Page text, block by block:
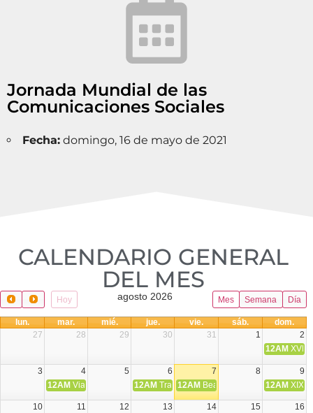
Jornada Mundial de las
Comunicaciones Sociales
Fecha: domingo, 16 de mayo de 2021
CALENDARIO GENERAL
DEL MES​
Hoy Mes Semana Día
agosto 2026
lun. mar. mié. jue. vie. sáb.
dom.
27
28 29 30 31 1
2
12AM XVIII
3 4 5 6 7 8
9
12AM Viaje Diocesano a Japón.
12AM Transfiguración del Señor
12AM Beatos Cruz Laplana,
12AM XIX
10 11 12 13 14 15
16